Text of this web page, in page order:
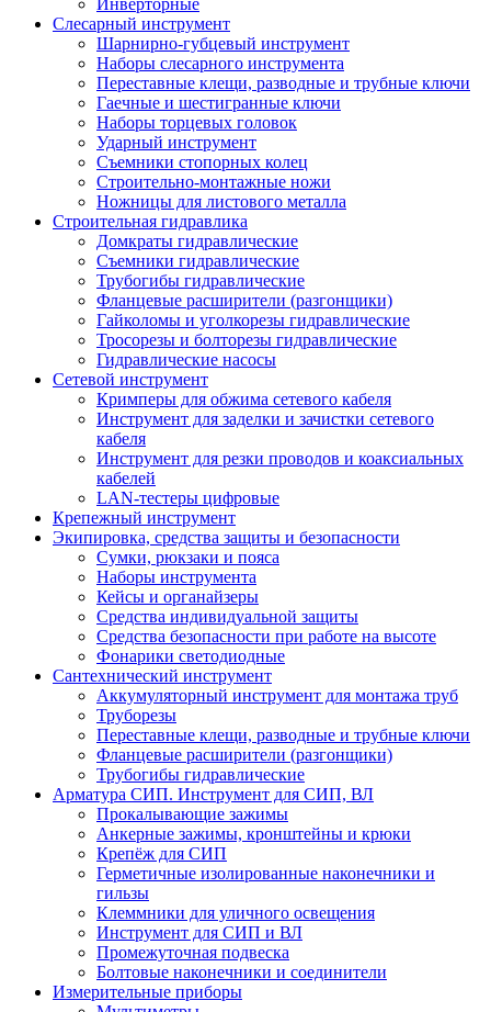
Инверторные
Слесарный инструмент
Шарнирно-губцевый инструмент
Наборы слесарного инструмента
Переставные клещи, разводные и трубные ключи
Гаечные и шестигранные ключи
Наборы торцевых головок
Ударный инструмент
Съемники стопорных колец
Строительно-монтажные ножи
Ножницы для листового металла
Строительная гидравлика
Домкраты гидравлические
Съемники гидравлические
Трубогибы гидравлические
Фланцевые расширители (разгонщики)
Гайколомы и уголкорезы гидравлические
Тросорезы и болторезы гидравлические
Гидравлические насосы
Сетевой инструмент
Кримперы для обжима сетевого кабеля
Инструмент для заделки и зачистки сетевого
кабеля
Инструмент для резки проводов и коаксиальных
кабелей
LAN-тестеры цифровые
Крепежный инструмент
Экипировка, средства защиты и безопасности
Сумки, рюкзаки и пояса
Наборы инструмента
Кейсы и органайзеры
Средства индивидуальной защиты
Средства безопасности при работе на высоте
Фонарики светодиодные
Сантехнический инструмент
Аккумуляторный инструмент для монтажа труб
Труборезы
Переставные клещи, разводные и трубные ключи
Фланцевые расширители (разгонщики)
Трубогибы гидравлические
Арматура СИП. Инструмент для СИП, ВЛ
Прокалывающие зажимы
Анкерные зажимы, кронштейны и крюки
Крепёж для СИП
Герметичные изолированные наконечники и
гильзы
Клеммники для уличного освещения
Инструмент для СИП и ВЛ
Промежуточная подвеска
Болтовые наконечники и соединители
Измерительные приборы